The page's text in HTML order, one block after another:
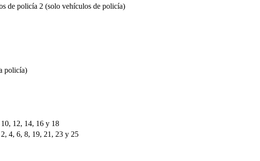
de policía 2 (solo vehículos de policía)
policía)
12, 14, 16 y 18
4, 6, 8, 19, 21, 23 y 25